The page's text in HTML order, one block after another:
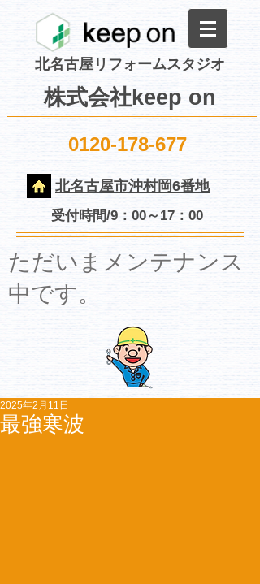
北名古屋リフォームスタジオ
株式会社keep on
0120-178-677
北名古屋市沖村岡6番地
受付時間/9：00～17：00
​ただいまメンテナンス
中です。
最強寒波
2025年2月11日